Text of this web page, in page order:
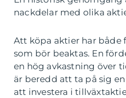
nackdelar med olika
Att köpa aktier har både
som bör beaktas. En
en hög avkastning över
är beredd att ta på sig
att investera i